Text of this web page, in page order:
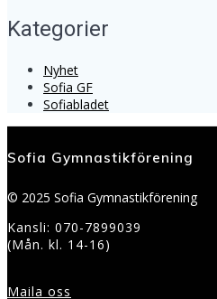
Kategorier
Nyhet
Sofia GF
Sofiabladet
Sofia Gymnastikförening
© 2025 Sofia Gymnastikförening
Kansli: 070-7899039
(Mån. kl. 14-16)
Maila oss